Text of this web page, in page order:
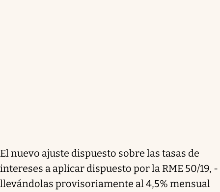
El nuevo ajuste dispuesto sobre las tasas de
intereses a aplicar dispuesto por la RME 50/19, -
llevándolas provisoriamente al 4,5% mensual